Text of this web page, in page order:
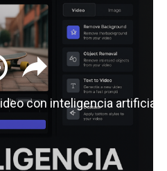
con inteligencia artificial